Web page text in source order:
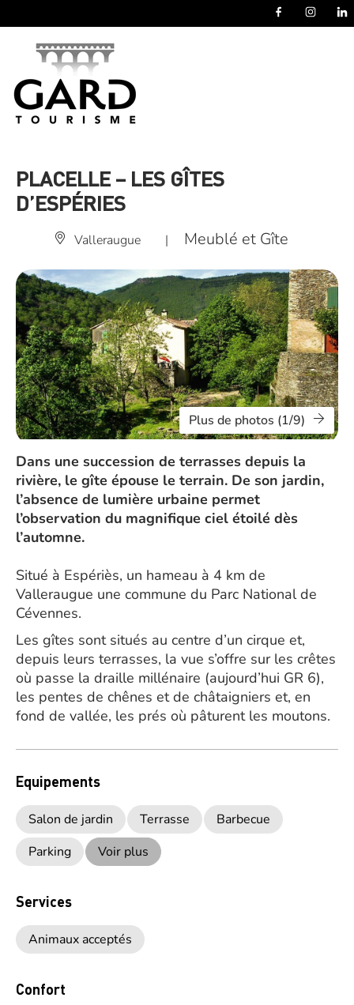
PLACELLE – LES GÎTES
D’ESPÉRIES
Valleraugue | Meublé et Gîte
Plus de photos (1/9)
Dans une succession de terrasses depuis la
rivière, le gîte épouse le terrain. De son jardin,
l’absence de lumière urbaine permet
l’observation du magnifique ciel étoilé dès
l’automne.
Situé à Espériès, un hameau à 4 km de
Valleraugue une commune du Parc National de
Cévennes.
Les gîtes sont situés au centre d’un cirque et,
depuis leurs terrasses, la vue s’offre sur les crêtes
où passe la draille millénaire (aujourd’hui GR 6),
les pentes de chênes et de châtaigniers et, en
fond de vallée, les prés où pâturent les moutons.
Equipements
Salon de jardin Terrasse
Barbecue
Parking
Voir plus
Services
Animaux acceptés
Confort